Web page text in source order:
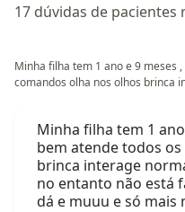
17 dúvidas de
Minha filha tem 1 ano e 9 meses
comandos olha nos olhos brinca
Minha filha tem 1
bem atende todos
brinca interage
no entanto não está
dá e muuu e só mais